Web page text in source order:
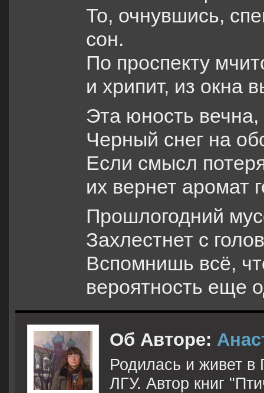
То, очнувшись,
сон.
По проспекту
и хрипит, из окна
Эта юность вечна,
Черный снег на
Если смысл
их вернет аромат
Прошлогодний
Захлестнет с
Вспомнишь всё,
вероятность еще
Об Авторе:
Родилась и живет
ЛГУ. Автор книг